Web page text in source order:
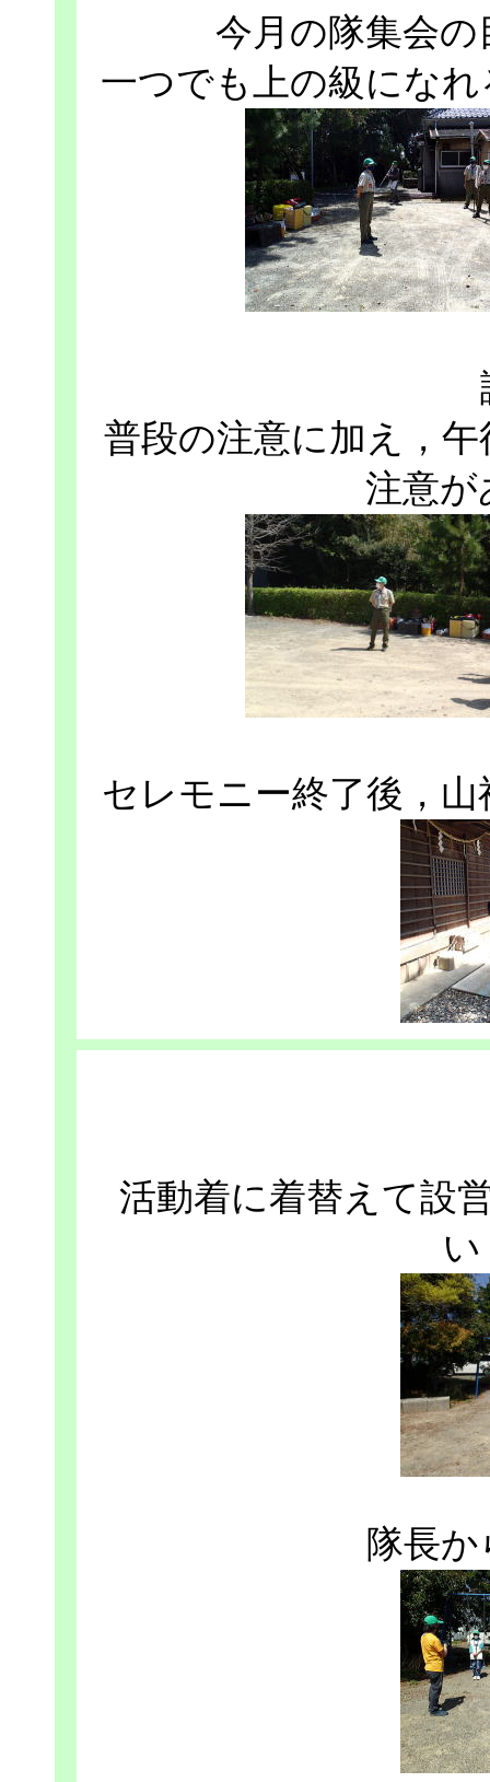
今月の隊集会
一つでも上の級にな
普段の注意に加え，
注意が
セレモニー終了後，
活動着に着替えて設
隊長